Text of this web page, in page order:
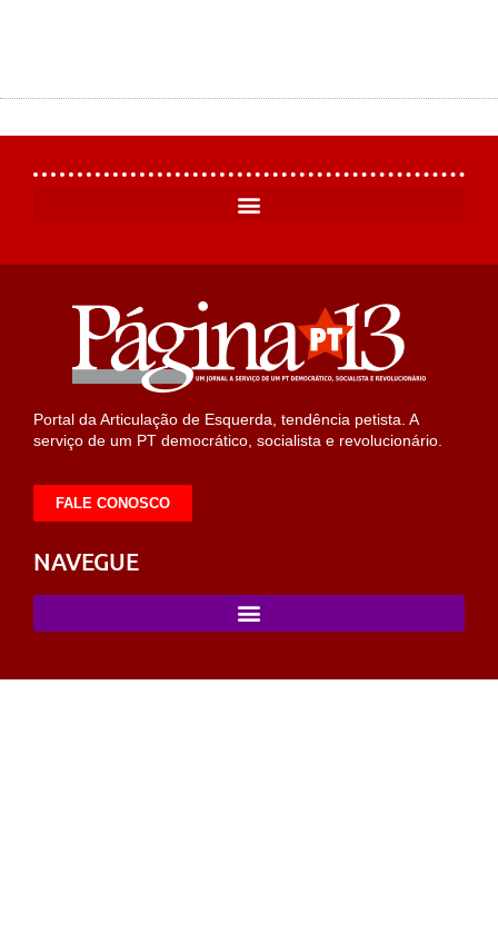
Portal da Articulação de Esquerda, tendência petista. A
serviço de um PT democrático, socialista e revolucionário.
FALE CONOSCO
NAVEGUE